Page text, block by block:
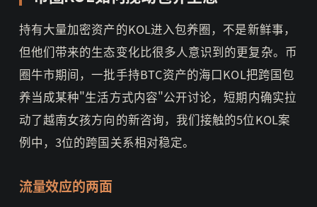
持有大量加密资产的KOL进入包养圈，不是新鲜事，
但他们带来的生态变化比很多人意识到的更复杂。币
圈牛市期间，一批手持BTC资产的海口KOL把跨国包
养当成某种"生活方式内容"公开讨论，短期内确实拉
动了越南女孩方向的新咨询，我们接触的5位KOL案
例中，3位的跨国关系相对稳定。
流量效应的两面